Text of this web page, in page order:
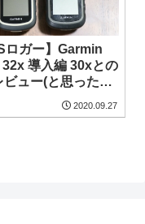
ロガー】Garmin
導入編 30xとの
ビュー(と思ったけ
がなかった)
2020.09.27